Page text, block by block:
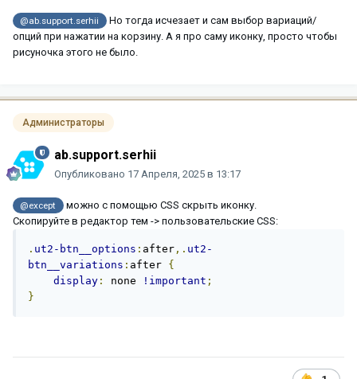
@ab.support.serhii
Но тогда исчезает и сам выбор вариаций/
опций при нажатии на корзину. А я про саму иконку, просто чтобы
рисуночка этого не было.
Администраторы
ab.support.serhii
Опубликовано 17 Апреля, 2025 в 13:17
@except
можно с помощью CSS скрыть иконку.
Скопируйте в редактор тем -> пользовательские CSS:
. ut2-btn__options : after ,. ut2-
btn__variations : after {
display : none !important ;
}